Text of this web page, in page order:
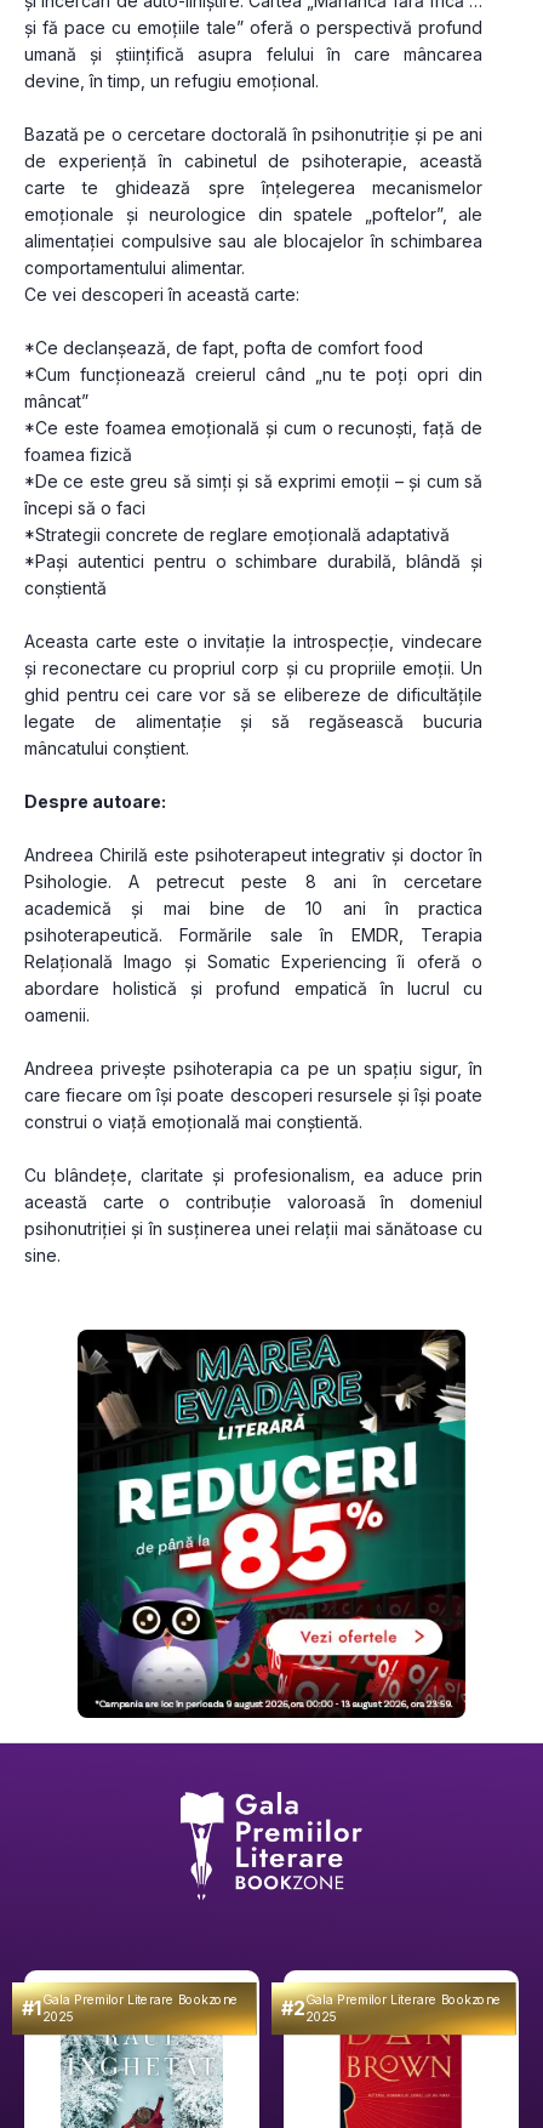
și fă pace cu emoțiile tale” oferă o perspectivă profund
umană și științifică asupra felului în care mâncarea
devine, în timp, un refugiu emoțional.
Bazată pe o cercetare doctorală în psihonutriție și pe ani
de experiență în cabinetul de psihoterapie, această
carte te ghidează spre înțelegerea mecanismelor
emoționale și neurologice din spatele „poftelor”, ale
alimentației compulsive sau ale blocajelor în schimbarea
comportamentului alimentar.
Ce vei descoperi în această carte:
*Ce declanșează, de fapt, pofta de comfort food
*Cum funcționează creierul când „nu te poți opri din
mâncat”
*Ce este foamea emoțională și cum o recunoști, față de
foamea fizică
*De ce este greu să simți și să exprimi emoții – și cum să
începi să o faci
*Strategii concrete de reglare emoțională adaptativă
*Pași autentici pentru o schimbare durabilă, blândă și
conștientă
Aceasta carte este o invitație la introspecție, vindecare
și reconectare cu propriul corp și cu propriile emoții. Un
ghid pentru cei care vor să se elibereze de dificultățile
legate de alimentație și să regăsească bucuria
mâncatului conștient.
Despre autoare:
Andreea Chirilă este psihoterapeut integrativ și doctor în
Psihologie. A petrecut peste 8 ani în cercetare
academică și mai bine de 10 ani în practica
psihoterapeutică. Formările sale în EMDR, Terapia
Relațională Imago și Somatic Experiencing îi oferă o
abordare holistică și profund empatică în lucrul cu
oamenii.
Andreea privește psihoterapia ca pe un spațiu sigur, în
care fiecare om își poate descoperi resursele și își poate
construi o viață emoțională mai conștientă.
Cu blândețe, claritate și profesionalism, ea aduce prin
această carte o contribuție valoroasă în domeniul
psihonutriției și în susținerea unei relații mai sănătoase cu
sine.
#1Gala Premilor Literare Bookzone
2025
#2Gala Premilor Literare Bookzone
2025